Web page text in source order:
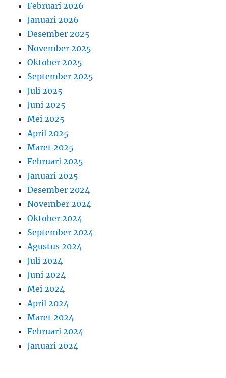
Februari 2026
Januari 2026
Desember 2025
November 2025
Oktober 2025
September 2025
Juli 2025
Juni 2025
Mei 2025
April 2025
Maret 2025
Februari 2025
Januari 2025
Desember 2024
November 2024
Oktober 2024
September 2024
Agustus 2024
Juli 2024
Juni 2024
Mei 2024
April 2024
Maret 2024
Februari 2024
Januari 2024